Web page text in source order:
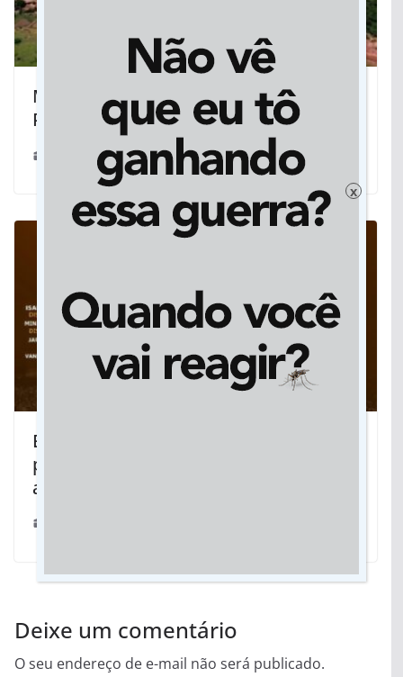
MT tem uma das menores cidades do
País e ela segue diminuindo
29/06/2023
Em Jateí, evangélicos se mobilizam
para a décima Marcha para Jesus, de 6
a 8 de novembro
Deixe um comentário
O seu endereço de e-mail não será publicado.
x